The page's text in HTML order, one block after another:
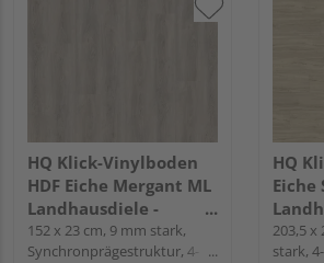
HQ Klick-Vinylboden
HDF Eiche Mergant ML
Landhausdiele -
24mal3
152 x 23 cm, 9 mm stark,
Synchronprägestruktur, 4-
HQ
Eiche
203,5 x
stark,